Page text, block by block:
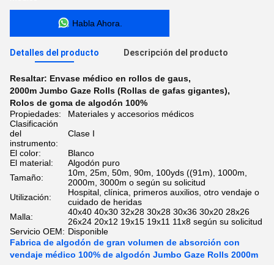
Habla Ahora.
Detalles del producto Descripción del producto
Resaltar: Envase médico en rollos de gaus,
2000m Jumbo Gaze Rolls (Rollas de gafas gigantes),
Rolos de goma de algodón 100%
Propiedades:
Materiales y accesorios médicos
Clasificación
del
instrumento:
Clase I
El color:
Blanco
El material:
Algodón puro
Tamaño:
10m, 25m, 50m, 90m, 100yds ((91m), 1000m,
2000m, 3000m o según su solicitud
Utilización:
Hospital, clínica, primeros auxilios, otro vendaje o
cuidado de heridas
Malla:
40x40 40x30 32x28 30x28 30x36 30x20 28x26
26x24 20x12 19x15 19x11 11x8 según su solicitud
Servicio OEM: Disponible
Fabrica de algodón de gran volumen de absorción con
vendaje médico 100% de algodón Jumbo Gaze Rolls 2000m